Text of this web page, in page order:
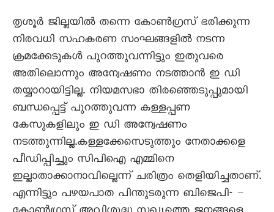
തൃശൂർ ജില്ലയിൽ തന്നെ കോൺഗ്രസ് ഭരിക്കുന്ന
നിരവധി സഹകരണ സംഘങ്ങളിൽ നടന്ന
ക്രമക്കേടുകൾ പുറത്തുവന്നിട്ടും ഇതുവരെ
അതിലൊന്നും അന്വേഷണം നടത്താൻ ഇ ഡി
തയ്യാറായിട്ടില്ല. നിയമസഭാ തിരഞ്ഞെടുപ്പുമായി
ബന്ധപ്പെട്ട് പുറത്തുവന്ന കള്ളപ്പണ
കേസുകളിലും ഇ ഡി അന്വേഷണം
നടത്തുന്നില്ല.കള്ളക്കേസെടുത്തും നേതാക്കളെ
പീഡിപ്പിച്ചും സിപിഐ എമ്മിനെ
ഇല്ലാതാക്കാനാവില്ലെന്ന് ചരിത്രം തെളിയിച്ചതാണ്.
എന്നിട്ടും പഴയപാത പിന്തുടരുന്ന ബിജെപി- –